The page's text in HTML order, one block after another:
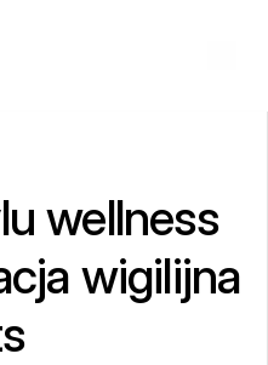
wellness
wigilijna